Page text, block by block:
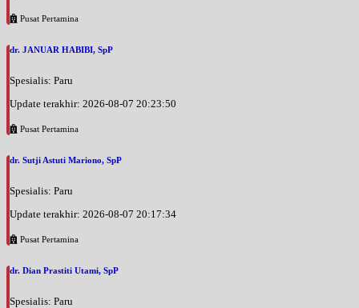
Pusat Pertamina
dr. JANUAR HABIBI, SpP
Spesialis: Paru
Update terakhir: 2026-08-07 20:23:50
Pusat Pertamina
dr. Sutji Astuti Mariono, SpP
Spesialis: Paru
Update terakhir: 2026-08-07 20:17:34
Pusat Pertamina
dr. Dian Prastiti Utami, SpP
Spesialis: Paru